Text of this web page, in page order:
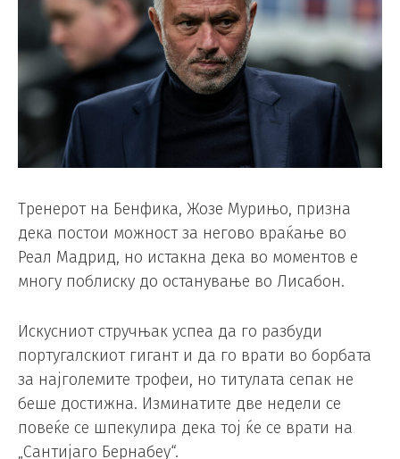
Тренерот на Бенфика, Жозе Мурињо, призна
дека постои можност за негово враќање во
Реал Мадрид, но истакна дека во моментов е
многу поблиску до останување во Лисабон.
Искусниот стручњак успеа да го разбуди
португалскиот гигант и да го врати во борбата
за најголемите трофеи, но титулата сепак не
беше достижна. Изминатите две недели се
повеќе се шпекулира дека тој ќе се врати на
„Сантијаго Бернабеу“.